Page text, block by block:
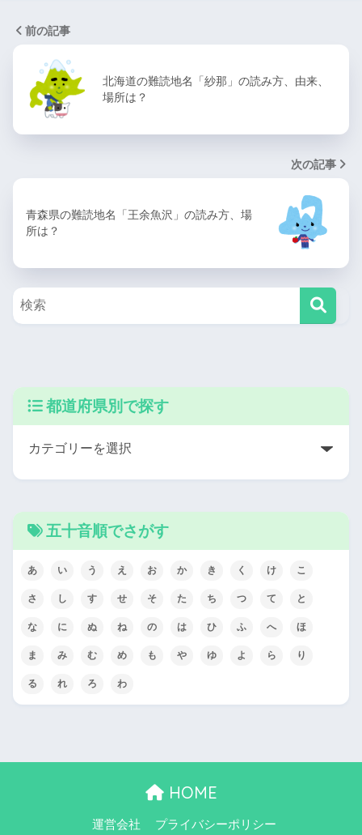
前の記事
北海道の難読地名「紗那」の読み方、由来、
場所は？
次の記事
青森県の難読地名「王余魚沢」の読み方、場
所は？
都道府県別で探す
五十音順でさがす
あ い う え お か き く け こ
さ し す せ そ た ち つ て と
な に ぬ ね の は ひ ふ へ ほ
ま み む め も や ゆ よ ら り
る れ ろ わ
HOME
運営会社 プライバシーポリシー